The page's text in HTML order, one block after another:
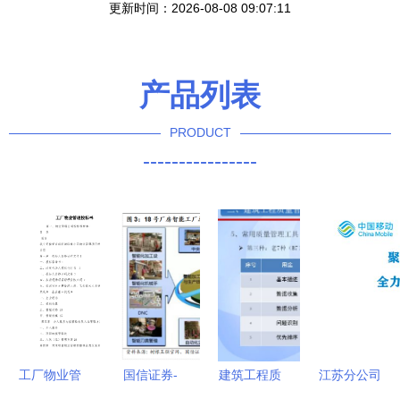
更新时间：2026-08-08 09:07:11
产品列表
PRODUCT
----------------
工厂物业管
国信证券-
建筑工程质
江苏分公司